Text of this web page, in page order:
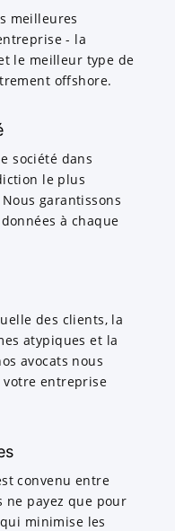
meilleures
- la
le meilleur type de
offshore.
société dans
le plus
garantissons
à chaque
des clients, la
atypiques et la
avocats nous
entreprise
convenu entre
ne payez que pour
minimise les